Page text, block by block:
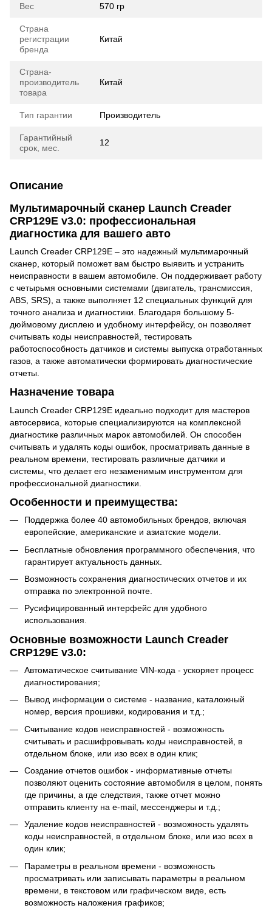
Вес 570 гр
Страна
регистрации
бренда
Китай
Страна-
производитель
товара
Китай
Тип гарантии Производитель
Гарантийный
срок, мес.
12
Описание
Мультимарочный сканер Launch Creader
CRP129E v3.0: профессиональная
диагностика для вашего авто
Launch Creader CRP129E – это надежный мультимарочный
сканер, который поможет вам быстро выявить и устранить
неисправности в вашем автомобиле. Он поддерживает работу
с четырьмя основными системами (двигатель, трансмиссия,
ABS, SRS), а также выполняет 12 специальных функций для
точного анализа и диагностики. Благодаря большому 5-
дюймовому дисплею и удобному интерфейсу, он позволяет
считывать коды неисправностей, тестировать
работоспособность датчиков и системы выпуска отработанных
газов, а также автоматически формировать диагностические
отчеты.
Назначение товара
Launch Creader CRP129E идеально подходит для мастеров
автосервиса, которые специализируются на комплексной
диагностике различных марок автомобилей. Он способен
считывать и удалять коды ошибок, просматривать данные в
реальном времени, тестировать различные датчики и
системы, что делает его незаменимым инструментом для
профессиональной диагностики.
Особенности и преимущества:
Поддержка более 40 автомобильных брендов, включая
европейские, американские и азиатские модели.
Бесплатные обновления программного обеспечения, что
гарантирует актуальность данных.
Возможность сохранения диагностических отчетов и их
отправка по электронной почте.
Русифицированный интерфейс для удобного
использования.
Основные возможности Launch Creader
CRP129E v3.0:
Автоматическое считывание VIN-кода - ускоряет процесс
диагностирования;
Вывод информации о системе - название, каталожный
номер, версия прошивки, кодирования и т.д.;
Считывание кодов неисправностей - возможность
считывать и расшифровывать коды неисправностей, в
отдельном блоке, или изо всех в один клик;
Создание отчетов ошибок - информативные отчеты
позволяют оценить состояние автомобиля в целом, понять
где причины, а где следствия, также отчет можно
отправить клиенту на e-mail, мессенджеры и т.д.;
Удаление кодов неисправностей - возможность удалять
коды неисправностей, в отдельном блоке, или изо всех в
один клик;
Параметры в реальном времени - возможность
просматривать или записывать параметры в реальном
времени, в текстовом или графическом виде, есть
возможность наложения графиков;